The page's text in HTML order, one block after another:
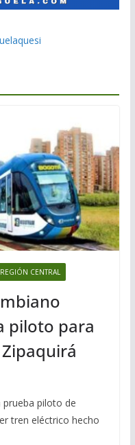
REGIÓN CENTRAL
piloto para
prueba piloto de
tren eléctrico hecho